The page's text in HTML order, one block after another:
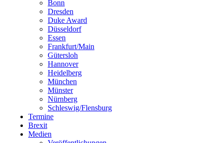
Bonn
Dresden
Duke Award
Düsseldorf
Essen
Frankfurt/Main
Gütersloh
Hannover
Heidelberg
München
Münster
Nürnberg
Schleswig/Flensburg
Termine
Brexit
Medien